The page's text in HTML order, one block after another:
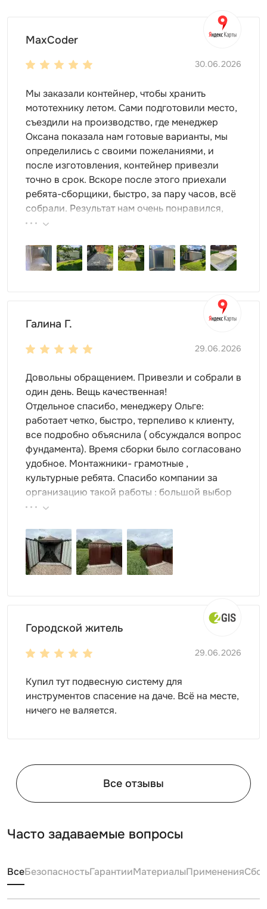
MaxCoder
30.06.2026
Мы заказали контейнер, чтобы хранить
мототехнику летом. Сами подготовили место,
съездили на производство, где менеджер
Оксана показала нам готовые варианты, мы
определились с своими пожеланиями, и
после изготовления, контейнер привезли
точно в срок. Вскоре после этого приехали
ребята-сборщики, быстро, за пару часов, всё
собрали. Результат нам очень понравился,
поэтому всем советуем эту фирму.
Галина Г.
29.06.2026
Довольны обращением. Привезли и собрали в
один день. Вещь качественная!
Отдельное спасибо, менеджеру Ольге:
работает четко, быстро, терпеливо к клиенту,
все подробно объяснила ( обсуждался вопрос
фундамента). Время сборки было согласовано
удобное. Монтажники- грамотные ,
культурные ребята. Спасибо компании за
организацию такой работы : большой выбор
продукции, реальные цены.
Городской житель
29.06.2026
Купил тут подвесную систему для
инструментов спасение на даче. Всё на месте,
ничего не валяется.
Все отзывы
Часто задаваемые вопросы
ВсеБезопасностьГарантииМатериалыПрименения